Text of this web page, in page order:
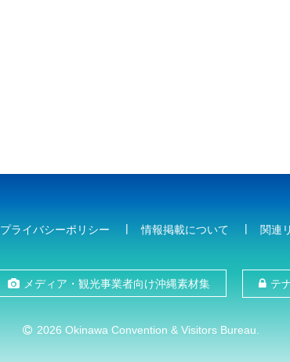
プライバシーポリシー 情報掲載について 関連
メディア・観光事業者向け沖縄素材集 テ
2026 Okinawa Convention & Visitors Bureau.